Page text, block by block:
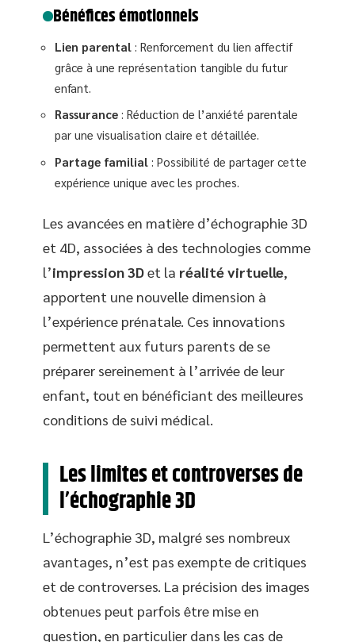
Bénéfices émotionnels
Lien parental : Renforcement du lien affectif
grâce à une représentation tangible du futur
enfant.
Rassurance : Réduction de l’anxiété parentale
par une visualisation claire et détaillée.
Partage familial : Possibilité de partager cette
expérience unique avec les proches.
Les avancées en matière d’échographie 3D
et 4D, associées à des technologies comme
l’impression 3Det la réalité virtuelle,
apportent une nouvelle dimension à
l’expérience prénatale. Ces innovations
permettent aux futurs parents de se
préparer sereinement à l’arrivée de leur
enfant, tout en bénéficiant des meilleures
conditions de suivi médical.
Les limites et controverses de
l’échographie 3D
L’échographie 3D, malgré ses nombreux
avantages, n’est pas exempte de critiques
et de controverses. La précision des images
obtenues peut parfois être mise en
question, en particulier dans les cas de